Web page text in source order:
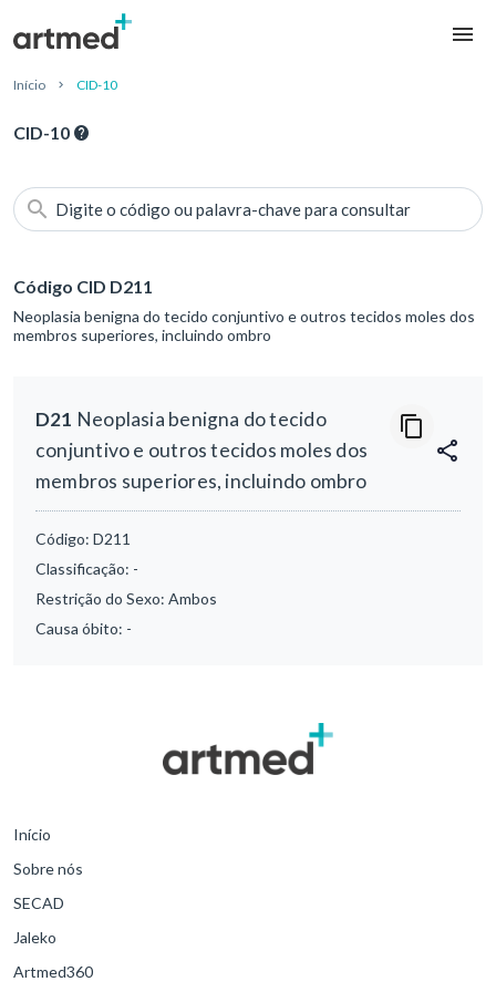
Início CID-10
CID-10
Digite o código ou palavra-chave para consultar
Código CID D211
Neoplasia benigna do tecido conjuntivo e outros tecidos moles dos
membros superiores, incluindo ombro
D21 Neoplasia benigna do tecido
conjuntivo e outros tecidos moles dos
membros superiores, incluindo ombro
Código: D211
Classificação: -
Restrição do Sexo: Ambos
Causa óbito: -
Início
Sobre nós
SECAD
Jaleko
Artmed360